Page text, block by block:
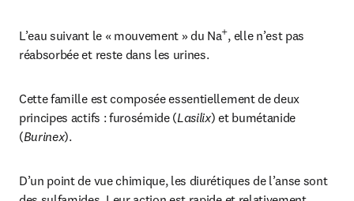
L’eau suivant le « mouvement » du Na+, elle n’est pas
réabsorbée et reste dans les urines.
Cette famille est composée essentiellement de deux
principes actifs : furosémide (Lasilix) et bumétanide
(Burinex).
D’un point de vue chimique, les diurétiques de l’anse sont